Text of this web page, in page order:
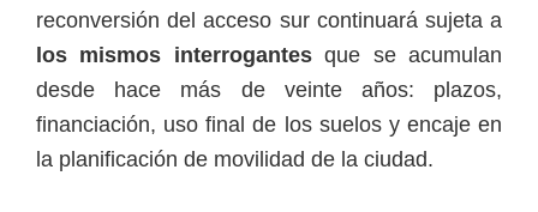
reconversión del acceso sur continuará sujeta a
los mismos interrogantesque se acumulan
desde hace más de veinte años: plazos,
financiación, uso final de los suelos y encaje en
la planificación de movilidad de la ciudad.